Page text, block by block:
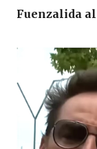
Fuenzalida